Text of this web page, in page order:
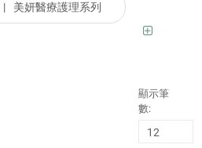
| 美妍醫療護理系列
顯示筆
數: